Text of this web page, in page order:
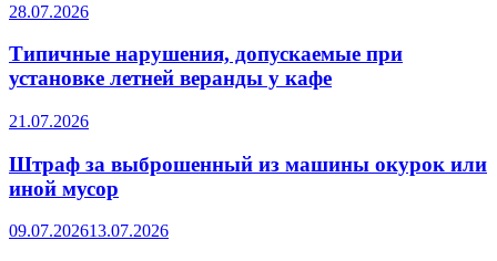
28.07.2026
Типичные нарушения, допускаемые при
установке летней веранды у кафе
21.07.2026
Штраф за выброшенный из машины окурок или
иной мусор
09.07.202613.07.2026